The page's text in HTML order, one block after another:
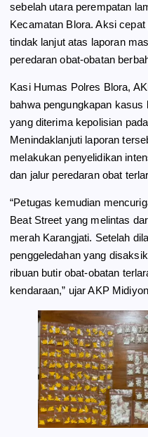
sebelah utara perempatan
Kecamatan Blora. Aksi
tindak lanjut atas laporan
peredaran obat-obatan
Kasi Humas Polres Blora,
bahwa pengungkapan
yang diterima kepolisian
Menindaklanjuti laporan
melakukan penyelidikan
dan jalur peredaran obat
“Petugas kemudian
Beat Street yang melintas
merah Karangjati. Setelah
penggeledahan yang
ribuan butir obat-obatan
kendaraan,” ujar AKP